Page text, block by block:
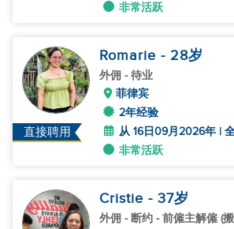
非常活跃
直接聘用
Romarie - 28岁
外佣 - 待业
菲律宾
2年经验
从 16日09月2026年 |
非常活跃
Cristie - 37岁
外佣 - 断约 - 前僱主解僱 (